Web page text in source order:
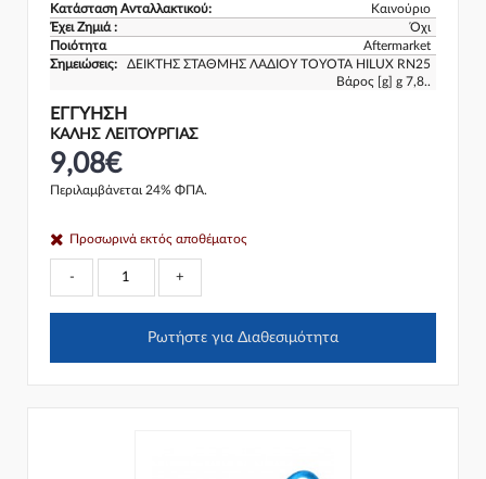
Κατάσταση Ανταλλακτικού:
Καινούριο
Έχει Ζημιά :
Όχι
Ποιότητα
Aftermarket
Σημειώσεις:
ΔΕΙΚΤΗΣ ΣΤΑΘΜΗΣ ΛΑΔΙΟΥ TOYOTA HILUX RN25
Βάρος [g] g 7,8..
ΕΓΓΎΗΣΗ
ΚΑΛΗΣ ΛΕΙΤΟΥΡΓΙΑΣ
9,08€
Περιλαμβάνεται 24% ΦΠΑ.
Προσωρινά εκτός αποθέματος
- +
Ρωτήστε για Διαθεσιμότητα